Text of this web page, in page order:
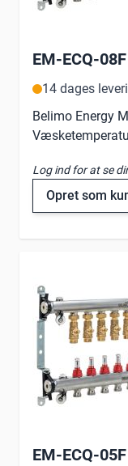
EM-ECQ-08F
14 dages
Belimo Energy
Log ind for at se
Opret som
EM-ECQ-05F